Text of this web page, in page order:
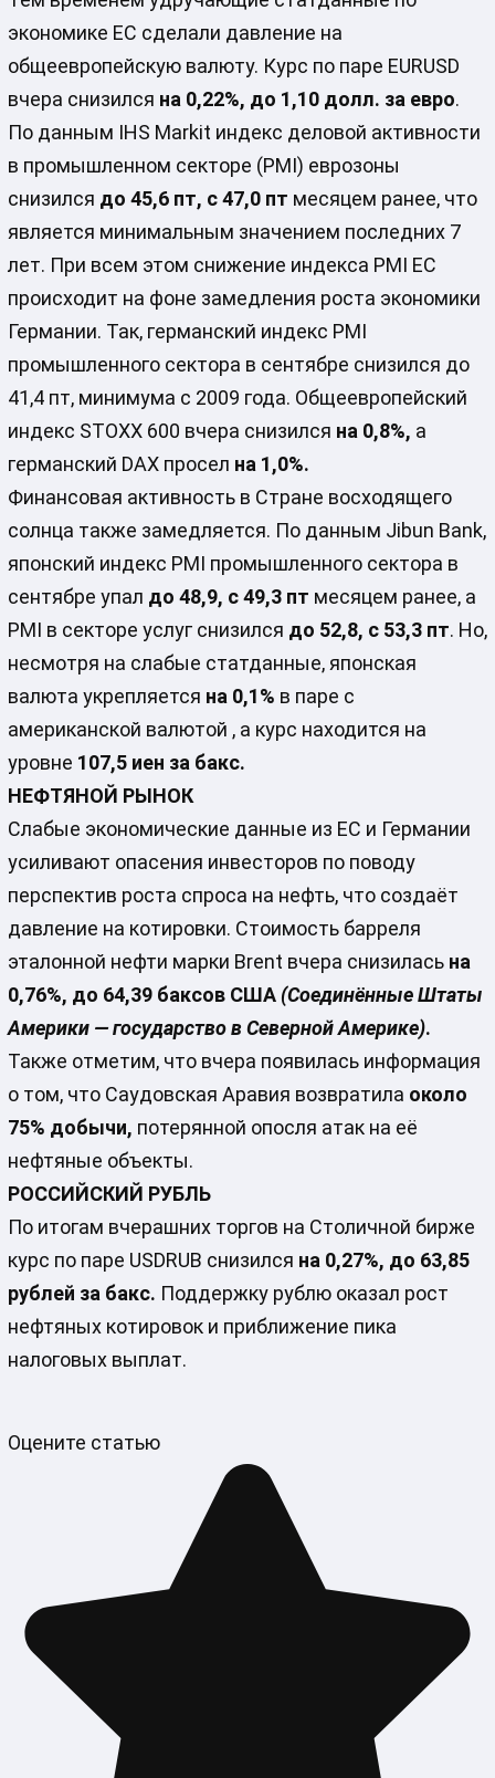
экономике ЕС сделали давление на
общеевропейскую валюту. Курс по паре EURUSD
вчера снизился на 0,22%, до 1,10 долл. за евро.
По данным IHS Markit индекс деловой активности
в промышленном секторе (PMI) еврозоны
снизился до 45,6 пт, с 47,0 пт месяцем ранее, что
является минимальным значением последних 7
лет. При всем этом снижение индекса PMI ЕС
происходит на фоне замедления роста экономики
Германии. Так, германский индекс PMI
промышленного сектора в сентябре снизился до
41,4 пт, минимума с 2009 года. Общеевропейский
индекс STOXX 600 вчера снизился на 0,8%, а
германский DAX просел на 1,0%.
Финансовая активность в Стране восходящего
солнца также замедляется. По данным Jibun Bank,
японский индекс PMI промышленного сектора в
сентябре упал до 48,9, с 49,3 пт месяцем ранее, а
PMI в секторе услуг снизился до 52,8, с 53,3 пт. Но,
несмотря на слабые статданные, японская
валюта укрепляется на 0,1% в паре с
американской валютой , а курс находится на
уровне 107,5 иен за бакс.
НЕФТЯНОЙ РЫНОК
Слабые экономические данные из ЕС и Германии
усиливают опасения инвесторов по поводу
перспектив роста спроса на нефть, что создаёт
давление на котировки. Стоимость барреля
эталонной нефти марки Brent вчера снизиласьна
0,76%, до 64,39 баксов США (Соединённые Штаты
Америки — государство в Северной Америке).
Также отметим, что вчера появилась информация
о том, что Саудовская Аравия возвратила около
75% добычи, потерянной опосля атак на её
нефтяные объекты.
РОССИЙСКИЙ РУБЛЬ
По итогам вчерашних торгов на Столичной бирже
курс по паре USDRUB снизился на 0,27%, до 63,85
рублей за бакс. Поддержку рублю оказал рост
нефтяных котировок и приближение пика
налоговых выплат.
Оцените статью